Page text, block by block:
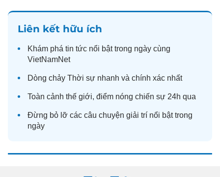
Liên kết hữu ích
Khám phá tin tức nổi bật trong ngày cùng
VietNamNet
Dòng chảy Thời sự nhanh và chính xác nhất
Toàn cảnh thế giới, điểm nóng chiến sự 24h qua
Đừng bỏ lỡ các câu chuyện giải trí nổi bật trong
ngày